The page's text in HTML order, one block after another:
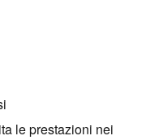
le prestazioni nei